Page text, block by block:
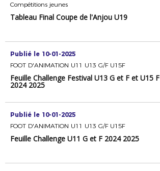
Compétitions jeunes
Tableau Final Coupe de l'Anjou U19
Publié le 10-01-2025
FOOT D'ANIMATION U11 U13 G/F U15F
Feuille Challenge Festival U13 G et F et U15 F
2024 2025
Publié le 10-01-2025
FOOT D'ANIMATION U11 U13 G/F U15F
Feuille Challenge U11 G et F 2024 2025